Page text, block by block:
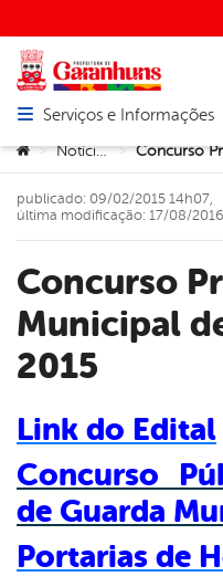
Abrir menu principal de
Serviços e Informações
Você está aqui:
> Notícias >
Concurso Prefeitura
Municipal
2015
publicado: 09/02/2015 14h07,
última modificação: 17/08/
Link do Edital
Concurso
de Guarda
Portarias de